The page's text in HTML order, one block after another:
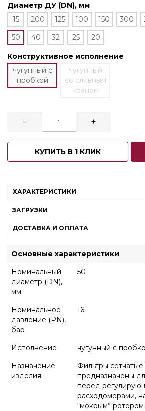
Диаметр ДУ (DN), мм
15
200 125 100 150 300
50
40 32 25 20
Конструктивное исполнение
чугунный с
пробкой
чугунный
со сливным
краном
- +
КУПИТЬ В 1 КЛИК
ХАРАКТЕРИСТИКИ
ЗАГРУЗКИ
ДОСТАВКА И ОПЛАТА
Основные характеристики
Номинальный
диаметр (DN),
мм
50
Номинальное
давление (PN),
бар
16
Исполнение
чугунный с
Назначение
изделия
Фильтры
предназначены
перед
расходомерами,
“мокрым”